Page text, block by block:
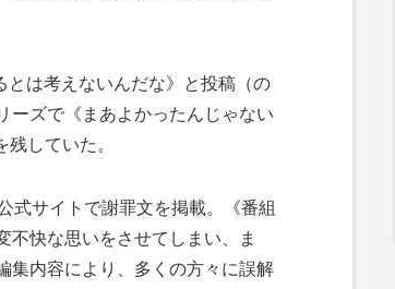
は考えないんだな》と投稿（の
ーズで《まあよかったんじゃない
していた。
サイトで謝罪文を掲載。《番組
不快な思いをさせてしまい、ま
集内容により、多くの方々に誤解